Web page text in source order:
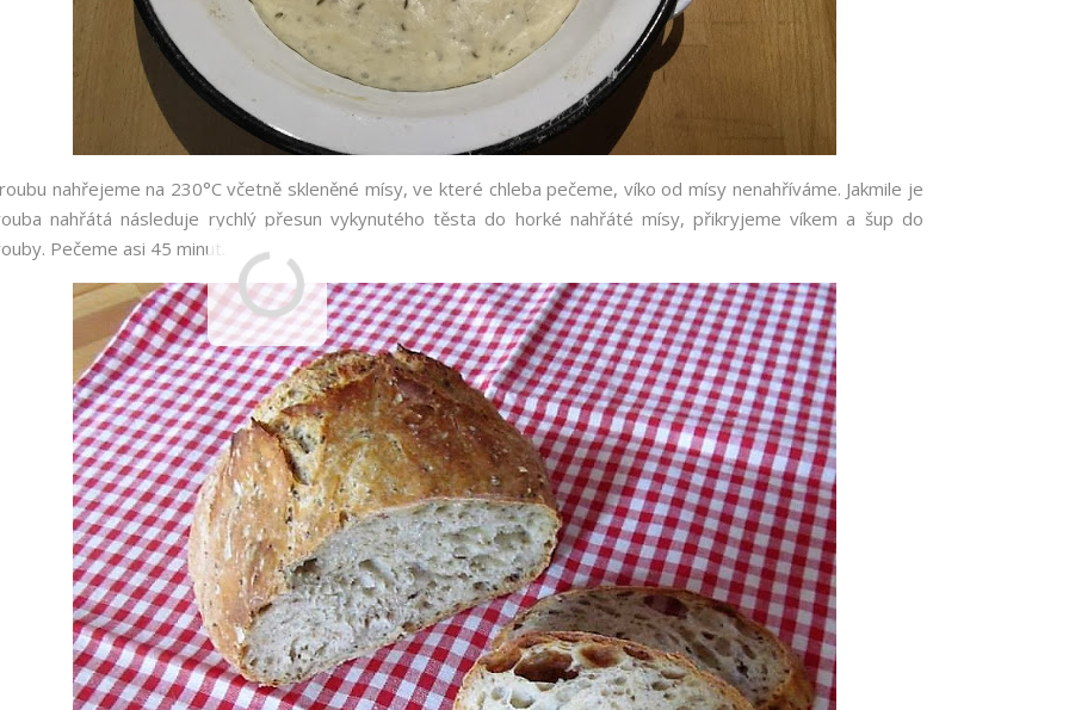
nahřejeme na 230°C včetně skleněné mísy, ve které chleba pečeme, víko od mísy nenahříváme. Jakmile je
nahřátá následuje rychlý přesun vykynutého těsta do horké nahřáté mísy, přikryjeme víkem a šup do
Pečeme asi 45 minut.